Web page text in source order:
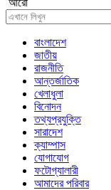
আরো
বাংলাদেশ
জাতীয়
রাজনীতি
আন্তর্জাতিক
খেলাধুলা
বিনোদন
তথ্যপ্রযুক্তি
সারাদেশ
ক্যাম্পাস
যোগাযোগ
ফটোগ্যালারী
আমাদের পরিবার